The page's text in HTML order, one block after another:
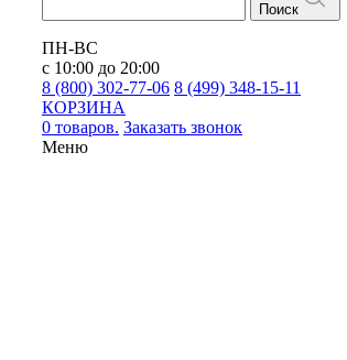
Поиск
ПН-ВС
с 10:00 до 20:00
8 (800) 302-77-06 8 (499) 348-15-11
КОРЗИНА
0 товаров. Заказать звонок
Меню